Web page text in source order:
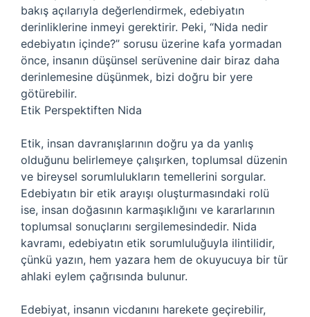
bakış açılarıyla değerlendirmek, edebiyatın
derinliklerine inmeyi gerektirir. Peki, “Nida nedir
edebiyatın içinde?” sorusu üzerine kafa yormadan
önce, insanın düşünsel serüvenine dair biraz daha
derinlemesine düşünmek, bizi doğru bir yere
götürebilir.
Etik Perspektiften Nida
Etik, insan davranışlarının doğru ya da yanlış
olduğunu belirlemeye çalışırken, toplumsal düzenin
ve bireysel sorumlulukların temellerini sorgular.
Edebiyatın bir etik arayışı oluşturmasındaki rolü
ise, insan doğasının karmaşıklığını ve kararlarının
toplumsal sonuçlarını sergilemesindedir. Nida
kavramı, edebiyatın etik sorumluluğuyla ilintilidir,
çünkü yazın, hem yazara hem de okuyucuya bir tür
ahlaki eylem çağrısında bulunur.
Edebiyat, insanın vicdanını harekete geçirebilir,